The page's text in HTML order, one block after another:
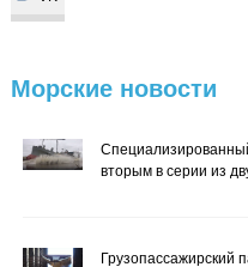
VK
Морские новости
вторым в серии из
Грузопассажирский